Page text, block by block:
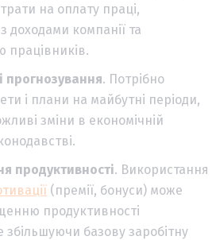
на оплату праці,
доходами компанії та
працівників.
прогнозування. Потрібно
і плани на майбутні періоди,
зміни в економічній
продуктивності. Використання
(премії, бонуси) може
продуктивності
збільшуючи базову заробітну